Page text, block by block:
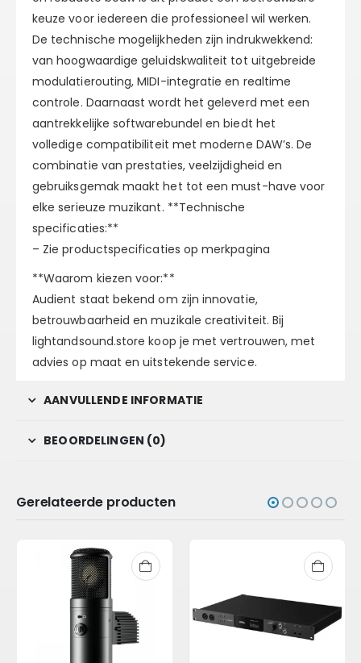
keuze voor iedereen die professioneel wil werken.
De technische mogelijkheden zijn indrukwekkend:
van hoogwaardige geluidskwaliteit tot uitgebreide
modulatierouting, MIDI-integratie en realtime
controle. Daarnaast wordt het geleverd met een
aantrekkelijke softwarebundel en biedt het
volledige compatibiliteit met moderne DAW’s. De
combinatie van prestaties, veelzijdigheid en
gebruiksgemak maakt het tot een must-have voor
elke serieuze muzikant. **Technische
specificaties:**
– Zie productspecificaties op merkpagina
**Waarom kiezen voor:**
Audient staat bekend om zijn innovatie,
betrouwbaarheid en muzikale creativiteit. Bij
lightandsound.store koop je met vertrouwen, met
advies op maat en uitstekende service.
AANVULLENDE INFORMATIE
BEOORDELINGEN (0)
Gerelateerde producten